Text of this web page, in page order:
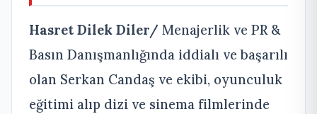
Hasret Dilek Diler/ Menajerlik ve PR &
Basın Danışmanlığında iddialı ve başarılı
olan Serkan Candaş ve ekibi, oyunculuk
eğitimi alıp dizi ve sinema filmlerinde